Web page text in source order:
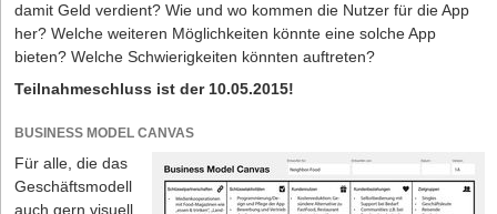
damit Geld verdient? Wie und wo kommen die Nutzer für die App
her? Welche weiteren Möglichkeiten könnte eine solche App
bieten? Welche Schwierigkeiten könnten auftreten?
Teilnahmeschluss ist der 10.05.2015!
BUSINESS MODEL CANVAS
Für alle, die das
Geschäftsmodell
auch gern visuell